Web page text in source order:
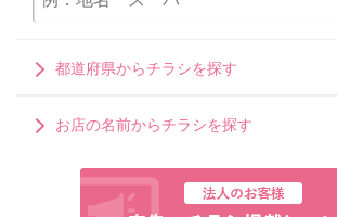
都道府県からチラシを探す
お店の名前からチラシを探す